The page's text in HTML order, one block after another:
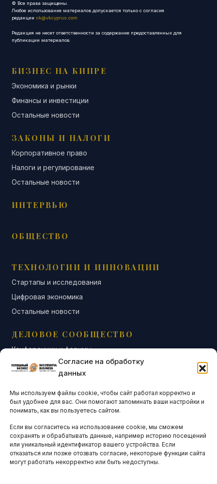
Согласие на обработку
данных
Мы используем файлы cookie, чтобы сайт работал корректно и
был удобнее для вас. Они помогают запоминать ваши настройки и
понимать, как вы пользуетесь сайтом.
Если вы согласитесь на использование cookie, мы сможем
сохранять и обрабатывать данные, например историю посещений
или уникальный идентификатор вашего устройства. Если
отказаться или позже отозвать согласие, некоторые функции сайта
могут работать некорректно или быть недоступны.
© Все права защищены.
Любое использование материалов допускается только с согласия
редакции nk@vkcyprus.com
Редакция не несет ответственности за содержание предоставленных для
публикации материалов.
БИЗНЕС НА КИПРЕ
Экономика и рынки
Финансы и инвестиции
Остальные новости
ЗАКОНЫ И НАЛОГИ
Корпоративное право
Налоги и регулирование
Остальные новости
ИНТЕРВЬЮ
ОБЩЕСТВО
ТЕХНОЛОГИИ И ИННОВАЦИИ
Стартапы и исследования
Цифровая экономика
Остальные новости
ДЕЛОВОЕ СООБЩЕСТВО
Конференции и форумы
Бизнес-клубы и ассоциации
Остальные новости
АНАЛИТИКА И СТАТИСТИКА
ARTICLES IN ENGLISH
НАВИГАЦИЯ